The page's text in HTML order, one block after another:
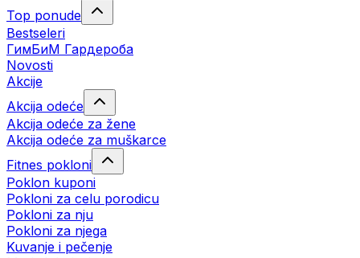
Top ponude
Bestseleri
ГимБиМ Гардeробa
Novosti
Akcije
Akcija odeće
Akcija odeće za žene
Akcija odeće za muškarce
Fitnes pokloni
Poklon kuponi
Pokloni za celu porodicu
Pokloni za nju
Pokloni za njega
Kuvanje i pečenje